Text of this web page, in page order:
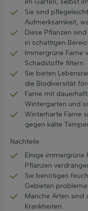
im Garten, selbst
Sie sind
Aufmerksamkeit,
Diese Pflanzen
in schattigen
Immergrüne Farne
Schadstoffe filtern.
Sie bieten
die Biodiversität
Farne mit
Wintergarten und
Winterharte Farne
gegen kalte
Nachteile:
Einige immergrüne
Pflanzen
Sie benötigen
Gebieten
Manche Arten sind
Krankheiten.